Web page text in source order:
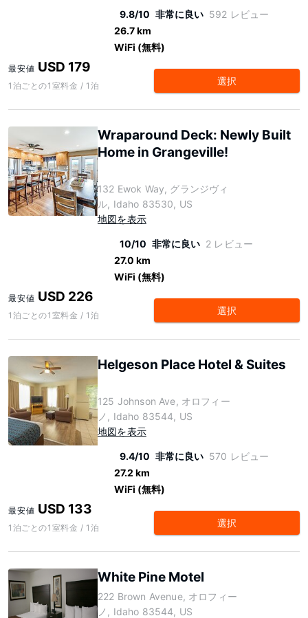
9.8/10 非常に良い 592 レビュー
26.7 km
WiFi (無料)
最安値 USD 179
1泊ごとの1室料金 / 1泊 選択
Wraparound Deck: Newly Built
Home in Grangeville!
132 Ewok Way, グランジヴィ
ル, Idaho 83530, US
地図を表示
10/10 非常に良い 2 レビュー
27.0 km
WiFi (無料)
最安値 USD 226
1泊ごとの1室料金 / 1泊 選択
Helgeson Place Hotel & Suites
125 Johnson Ave, オロフィー
ノ, Idaho 83544, US
地図を表示
9.4/10 非常に良い 570 レビュー
27.2 km
WiFi (無料)
最安値 USD 133
1泊ごとの1室料金 / 1泊 選択
White Pine Motel
222 Brown Avenue, オロフィー
ノ, Idaho 83544, US